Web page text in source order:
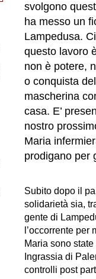
svolgono
ha messo un
Lampedusa.
questo lavoro
non è potere,
o conquista
mascherina
casa. E’
nostro
Maria
prodigano per
Subito dopo il
solidarietà sia,
gente di
l’occorrente
Maria sono
Ingrassia di
controlli post